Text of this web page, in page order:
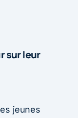
sur leur
jeunes